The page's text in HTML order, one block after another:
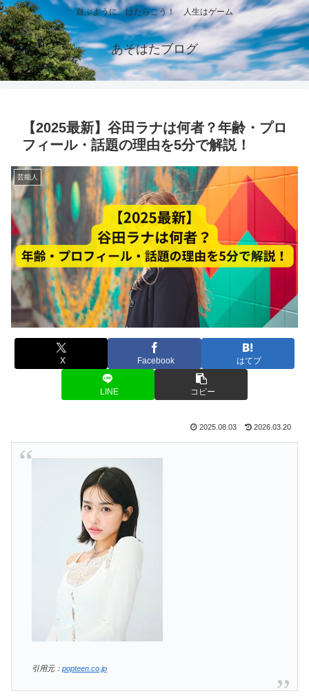
遊ぶように、はたらこう！ 人生はゲーム
あそはたブログ
【2025最新】谷田ラナは何者？年齢・プロ
フィール・話題の理由を5分で解説！
芸能人
X Facebook はてブ
LINE コピー
2025.08.03 2026.03.20
引用元： popteen.co.jp